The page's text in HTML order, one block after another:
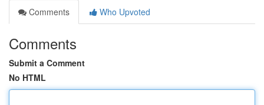
Comments
Who Upvoted
Comments
Submit a Comment
No HTML